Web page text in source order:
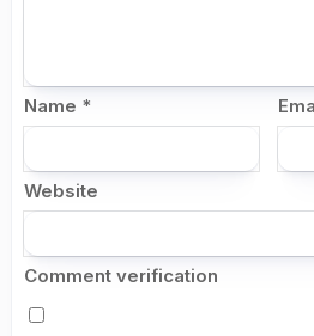
Name *
Website
Comment verification